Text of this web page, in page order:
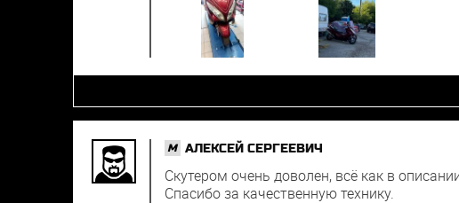
M АЛЕКСЕЙ СЕРГЕЕВИЧ
Скутером очень доволен, всё как в
Спасибо за качественную технику.